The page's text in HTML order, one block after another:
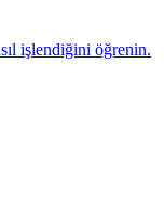
işlendiğini öğrenin.